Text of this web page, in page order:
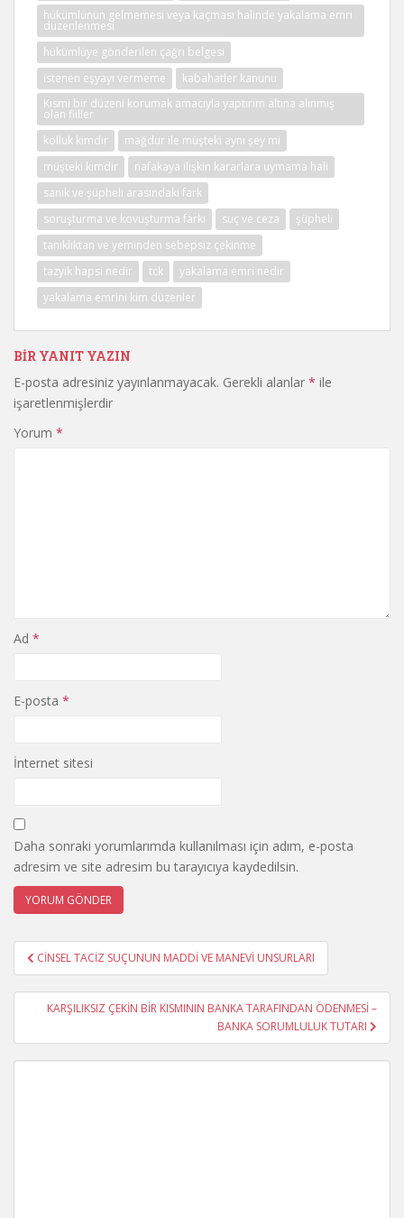
hükümlünün gelmemesi veya kaçması halinde yakalama emri
düzenlenmesi
hükümlüye gönderilen çağrı belgesi
istenen eşyayı vermeme
kabahatler kanunu
Kısmi bir düzeni korumak amacıyla yaptırım altına alınmış
olan fiiller
kolluk kimdir
mağdur ile müşteki aynı şey mi
müşteki kimdir
nafakaya ilişkin kararlara uymama hali
sanık ve şüpheli arasındaki fark
soruşturma ve kovuşturma farkı
suç ve ceza
şüpheli
tanıklıktan ve yeminden sebepsiz çekinme
tazyik hapsi nedir
tck
yakalama emri nedir
yakalama emrini kim düzenler
BIR YANIT YAZIN
E-posta adresiniz yayınlanmayacak. Gerekli alanlar * ile
işaretlenmişlerdir
Yorum *
Ad *
E-posta *
İnternet sitesi
Daha sonraki yorumlarımda kullanılması için adım, e-posta
adresim ve site adresim bu tarayıcıya kaydedilsin.
Yazı
gezinmesi
CİNSEL TACİZ SUÇUNUN MADDİ VE MANEVİ UNSURLARI
KARŞILIKSIZ ÇEKİN BİR KISMININ BANKA TARAFINDAN ÖDENMESİ –
BANKA SORUMLULUK TUTARI